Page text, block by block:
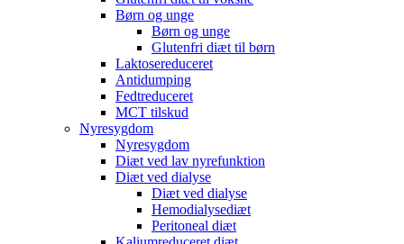
Børn og unge
Børn og unge
Glutenfri diæt til børn
Laktosereduceret
Antidumping
Fedtreduceret
MCT tilskud
Nyresygdom
Nyresygdom
Diæt ved lav nyrefunktion
Diæt ved dialyse
Diæt ved dialyse
Hemodialysediæt
Peritoneal diæt